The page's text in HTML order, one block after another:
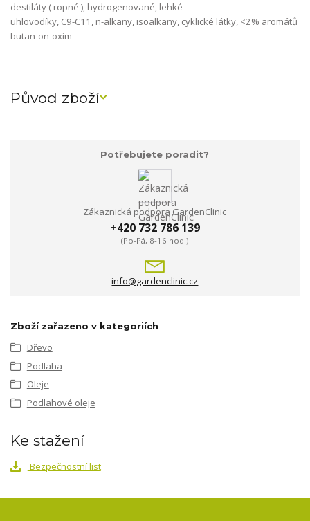
destiláty ( ropné ), hydrogenované, lehké
uhlovodíky, C9-C11, n-alkany, isoalkany, cyklické látky, <2% aromátů
butan-on-oxim
Původ zboží
Potřebujete poradit?
Zákaznická podpora GardenClinic
+420 732 786 139
(Po-Pá, 8-16 hod.)
info@gardenclinic.cz
Zboží zařazeno v kategoriích
Dřevo
Podlaha
Oleje
Podlahové oleje
Ke stažení
Bezpečnostní list